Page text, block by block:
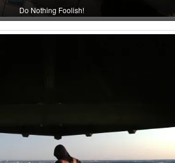
Do Nothing Foolish!